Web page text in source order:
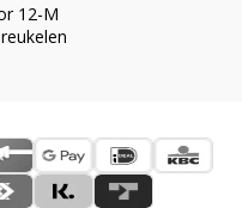
12-M